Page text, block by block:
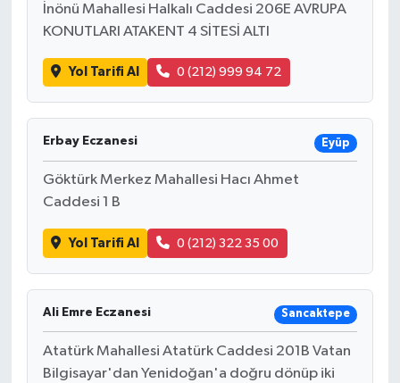
İnönü Mahallesi Halkalı Caddesi 206E AVRUPA
KONUTLARI ATAKENT 4 SİTESİ ALTI
Yol Tarifi Al 0 (212) 999 94 72
Erbay Eczanesi Eyüp
Göktürk Merkez Mahallesi Hacı Ahmet
Caddesi 1 B
Yol Tarifi Al 0 (212) 322 35 00
Ali Emre Eczanesi Sancaktepe
Atatürk Mahallesi Atatürk Caddesi 201B Vatan
Bilgisayar'dan Yenidoğan'a doğru dönüp iki